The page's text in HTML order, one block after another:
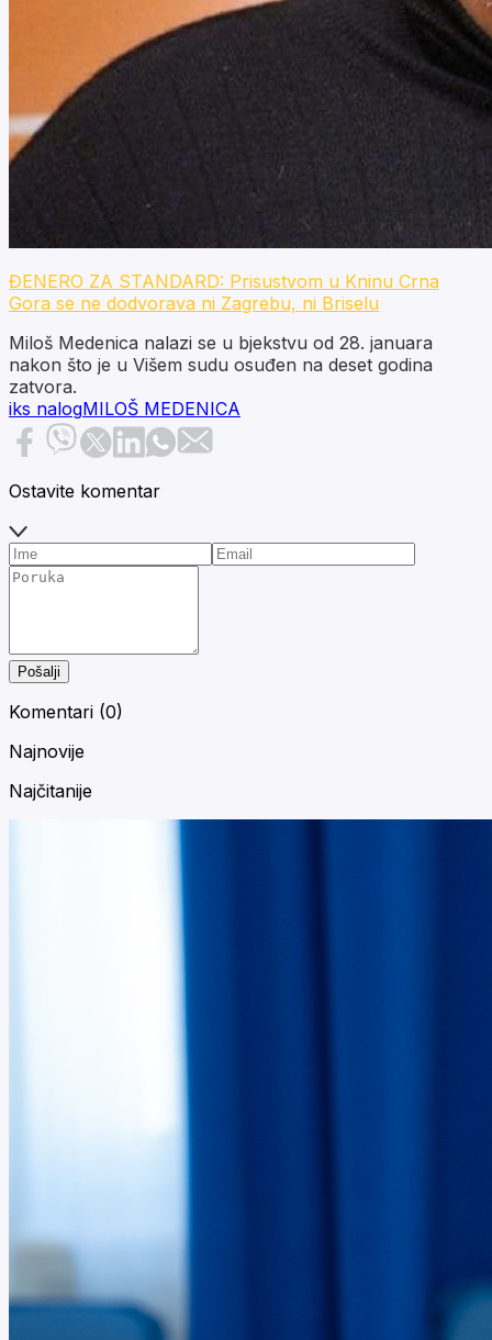
ĐENERO ZA STANDARD: Prisustvom u Kninu Crna
Gora se ne dodvorava ni Zagrebu, ni Briselu
Miloš Medenica nalazi se u bjekstvu od 28. januara
nakon što je u Višem sudu osuđen na deset godina
zatvora.
iks nalogMILOŠ MEDENICA
Ostavite komentar
Pošalji
Komentari (0)
Najnovije
Najčitanije